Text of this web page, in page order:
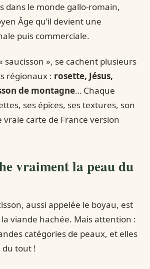
dans le monde gallo-romain,
Âge qu’il devient une
puis commerciale.
saucisson », se cachent plusieurs
régionaux : rosette, Jésus,
de montagne… Chaque
ses épices, ses textures, son
vraie carte de France version
vraiment la peau du
aussi appelée le boyau, est
viande hachée. Mais attention :
catégories de peaux, et elles
du tout !